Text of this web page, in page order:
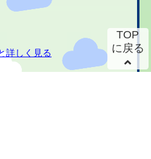
詳しく見る
TOP
に戻る